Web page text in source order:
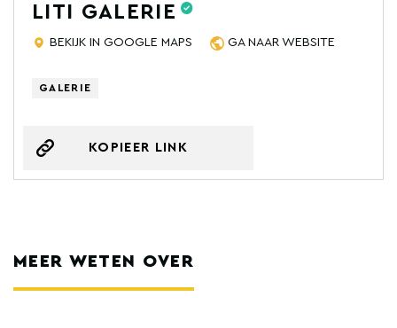
LITI GALERIE
BEKIJK IN GOOGLE MAPS GA NAAR WEBSITE
GALERIE
KOPIEER LINK
MEER WETEN OVER